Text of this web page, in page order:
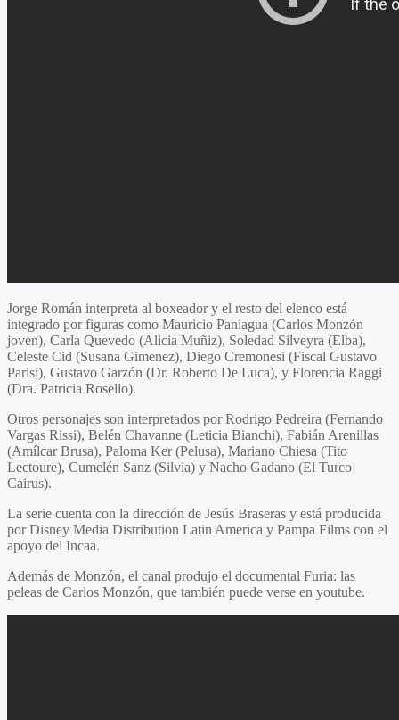
Jorge Román interpreta al boxeador y el resto del elenco está
integrado por figuras como Mauricio Paniagua (Carlos Monzón
joven), Carla Quevedo (Alicia Muñiz), Soledad Silveyra (Elba),
Celeste Cid (Susana Gimenez), Diego Cremonesi (Fiscal Gustavo
Parisi), Gustavo Garzón (Dr. Roberto De Luca), y Florencia Raggi
(Dra. Patricia Rosello).
Otros personajes son interpretados por Rodrigo Pedreira (Fernando
Vargas Rissi), Belén Chavanne (Leticia Bianchi), Fabián Arenillas
(Amílcar Brusa), Paloma Ker (Pelusa), Mariano Chiesa (Tito
Lectoure), Cumelén Sanz (Silvia) y Nacho Gadano (El Turco
Cairus).
La serie cuenta con la dirección de Jesús Braseras y está producida
por Disney Media Distribution Latin America y Pampa Films con el
apoyo del Incaa.
Además de Monzón, el canal produjo el documental Furia: las
peleas de Carlos Monzón, que también puede verse en youtube.